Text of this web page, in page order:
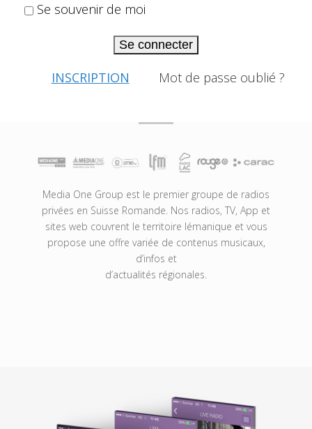
Se souvenir de moi
Se connecter
INSCRIPTION Mot de passe oublié ?
Media One Group est le premier groupe de radios
privées en Suisse Romande. Nos radios, TV, App et
sites web couvrent le territoire lémanique et vous
propose une offre variée de contenus musicaux,
d’infos et
d’actualités régionales.